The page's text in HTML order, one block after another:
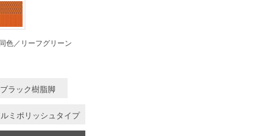
色／リーフグリーン
ラック樹脂脚
ミポリッシュタイプ